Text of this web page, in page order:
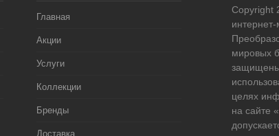
Главная
Акции
Услуги
Коллекции
Бренды
Доставка
Copyright
интернет-
мировых
целях
на сайте